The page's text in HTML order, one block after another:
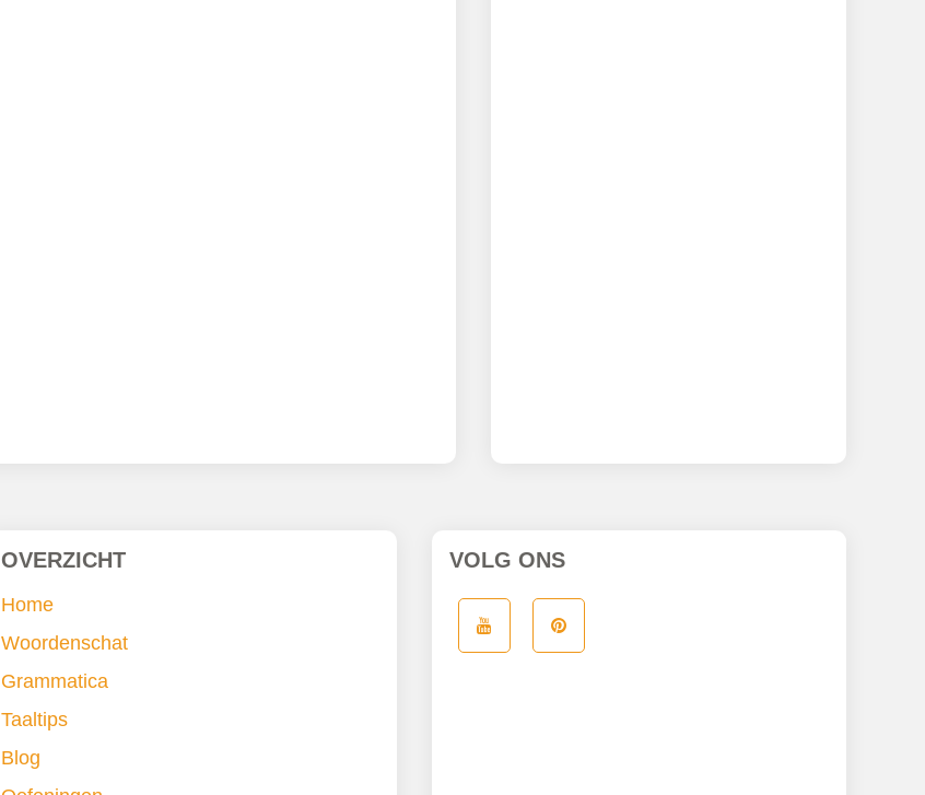
OVERZICHT
Home
Woordenschat
Grammatica
Taaltips
Blog
VOLG ONS